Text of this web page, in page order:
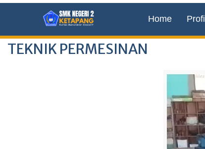
Home Profil
TEKNIK PERMESINAN